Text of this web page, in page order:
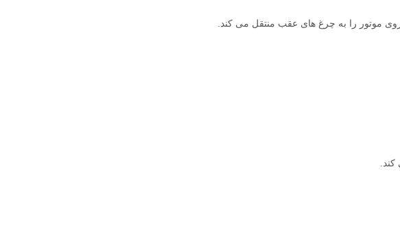
موتور را به چرغ های عقب منتقل می کند.